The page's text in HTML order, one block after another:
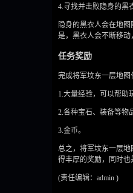
4.寻找并击败隐身的黑
隐身的黑衣人会在地
是，黑衣人会不断移
任务奖励
完成将军坟东一层地
1.大量经验，可以帮助
2.各种宝石、装备等物
3.金币。
总之，将军坟东一层
得丰厚的奖励，同时
(责任编辑：admin )